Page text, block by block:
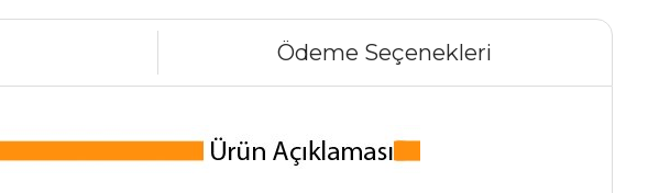
Ödeme Seçenekleri